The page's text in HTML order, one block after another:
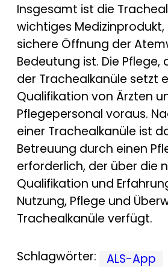
Insgesamt ist die
wichtiges
sichere Öffnung der
Bedeutung ist. Die Pflege,
der Trachealkanüle setzt
Qualifikation von Ärzten
Pflegepersonal voraus.
einer Trachealkanüle ist
Betreuung durch einen
erforderlich, der über die
Qualifikation und
Nutzung, Pflege und
Trachealkanüle verfügt.
Schlagwörter: ALS-App